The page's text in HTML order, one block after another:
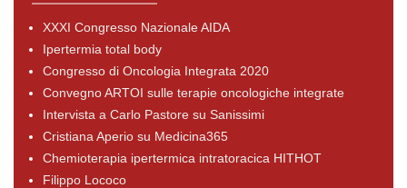
XXXI Congresso Nazionale AIDA
Ipertermia total body
Congresso di Oncologia Integrata 2020
Convegno ARTOI sulle terapie oncologiche integrate
Intervista a Carlo Pastore su Sanissimi
Cristiana Aperio su Medicina365
Chemioterapia ipertermica intratoracica HITHOT
Filippo Lococo